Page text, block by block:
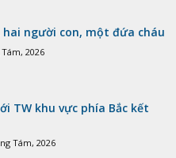
hai người con, một đứa cháu
2026
TW khu vực phía Bắc kết
Tám, 2026